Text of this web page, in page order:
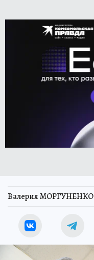
Валерия МОРГУНЕНКО